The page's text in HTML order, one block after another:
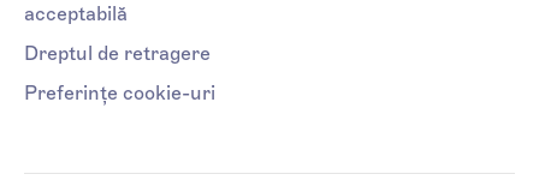
acceptabilă
Dreptul de retragere
Preferințe cookie-uri